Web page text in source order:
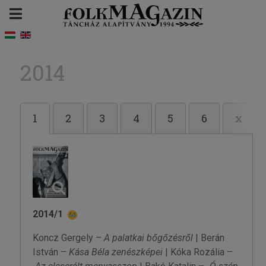
2014
1 2 3 4 5 6 x
2014/1
Koncz Gergely –A palatkai bőgőzésről| Berán
István – Kása Béla zenészképei| Kóka Rozália –